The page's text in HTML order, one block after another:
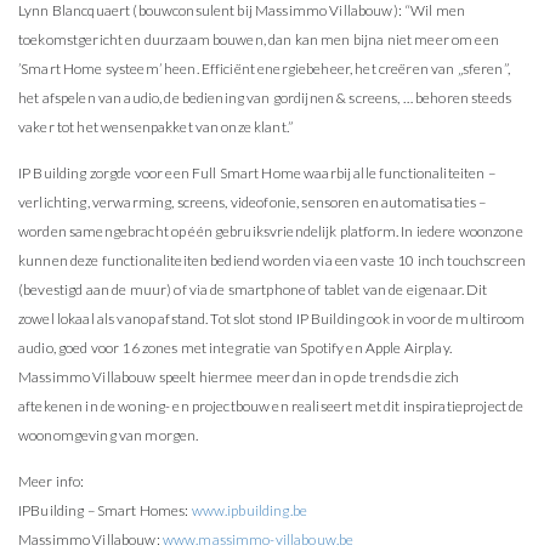
Lynn Blancquaert (bouwconsulent bij Massimmo Villabouw): “Wil men
toekomstgericht en duurzaam bouwen, dan kan men bijna niet meer om een
’Smart Home systeem’ heen. Efficiënt energiebeheer, het creëren van „sferen”,
het afspelen van audio, de bediening van gordijnen & screens, … behoren steeds
vaker tot het wensenpakket van onze klant.”
IP Building zorgde voor een Full Smart Home waarbij alle functionaliteiten –
verlichting, verwarming, screens, videofonie, sensoren en automatisaties –
worden samengebracht op één gebruiksvriendelijk platform. In iedere woonzone
kunnen deze functionaliteiten bediend worden via een vaste 10 inch touchscreen
(bevestigd aan de muur) of via de smartphone of tablet van de eigenaar. Dit
zowel lokaal als vanop afstand. Tot slot stond IP Building ook in voor de multiroom
audio, goed voor 16 zones met integratie van Spotify en Apple Airplay.
Massimmo Villabouw speelt hiermee meer dan in op de trends die zich
aftekenen in de woning- en projectbouw en realiseert met dit inspiratieproject de
woonomgeving van morgen.
Meer info:
IPBuilding – Smart Homes: www.ipbuilding.be
Massimmo Villabouw: www.massimmo-villabouw.be